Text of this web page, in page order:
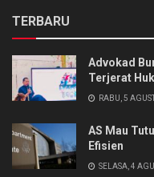
TERBARU
Advokad
Terjerat
RABU, 5
AS Mau
Efisien
SELASA, 4